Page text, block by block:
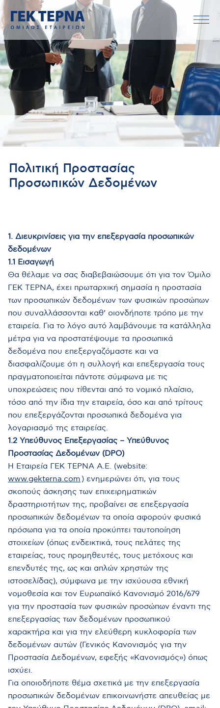
Πολιτική Προστασίας
Προσωπικών Δεδομένων
1. Διευκρινίσεις για την επεξεργασία προσωπικών
δεδομένων
1.1 Εισαγωγή
Θα θέλαμε να σας διαβεβαιώσουμε ότι για τον Όμιλο
ΓΕΚ ΤΕΡΝΑ, έχει πρωταρχική σημασία η προστασία
των προσωπικών δεδομένων των φυσικών προσώπων
που συναλλάσσονται καθ’ οιονδήποτε τρόπο με την
εταιρεία. Για το λόγο αυτό λαμβάνουμε τα κατάλληλα
μέτρα για να προστατέψουμε τα προσωπικά
δεδομένα που επεξεργαζόμαστε και να
διασφαλίζουμε ότι η συλλογή και επεξεργασία τους
πραγματοποιείται πάντοτε σύμφωνα με τις
υποχρεώσεις που τίθενται από το νομικό πλαίσιο,
τόσο από την ίδια την εταιρεία, όσο και από τρίτους
που επεξεργάζονται προσωπικά δεδομένα για
λογαριασμό της εταιρείας.
1.2 Υπεύθυνος Επεξεργασίας – Υπεύθυνος
Προστασίας Δεδομένων (DPO)
Η Εταιρεία ΓΕΚ ΤΕΡΝΑ Α.Ε. (website:
www.gekterna.com ) ενημερώνει ότι, για τους
σκοπούς άσκησης των επιχειρηματικών
δραστηριοτήτων της, προβαίνει σε επεξεργασία
προσωπικών δεδομένων τα οποία αφορούν φυσικά
πρόσωπα για τα οποία προκύπτει ταυτοποίηση
στοιχείων (όπως ενδεικτικά, τους πελάτες της
εταιρείας, τους προμηθευτές, τους μετόχους και
επενδυτές της, ως και απλών χρηστών της
ιστοσελίδας), σύμφωνα με την ισχύουσα εθνική
νομοθεσία και τον Ευρωπαϊκό Κανονισμό 2016/679
για την προστασία των φυσικών προσώπων έναντι της
επεξεργασίας των δεδομένων προσωπικού
χαρακτήρα και για την ελεύθερη κυκλοφορία των
δεδομένων αυτών (Γενικός Κανονισμός για την
Προστασία Δεδομένων, εφεξής «Κανονισμός») όπως
ισχύει.
Για οποιοδήποτε θέμα σχετικά με την επεξεργασία
προσωπικών δεδομένων επικοινωνήστε απευθείας με